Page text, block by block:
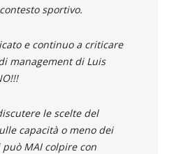
sportivo.
e continuo a criticare
management di Luis
le scelte del
capacità o meno dei
MAI colpire con